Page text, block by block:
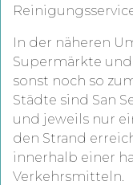
In der näheren
Supermärkte und
sonst noch so
Städte sind San
und jeweils nur
den Strand
innerhalb einer
Verkehrsmitteln.